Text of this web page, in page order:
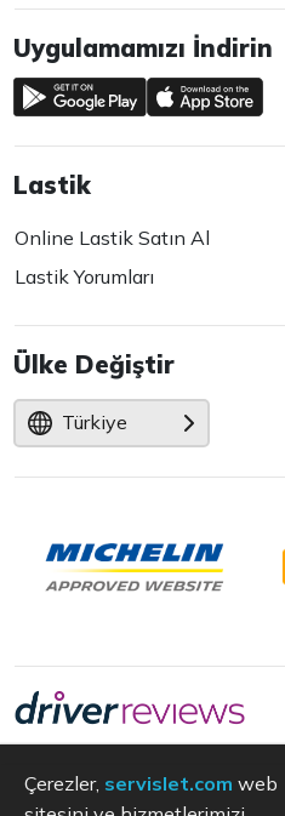
Uygulamamızı İndirin
Lastik
Online Lastik Satın Al
Lastik Yorumları
Ülke Değiştir
Türkiye
Çerezler, servislet.com web